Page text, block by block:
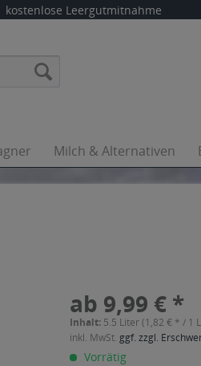
kostenlose Leergutmitnahme
Milch & Alternativen
ab 9,99 € *
Inhalt: 5.5 Liter (1,82 € * / 1
inkl. MwSt. ggf. zzgl.
Vorrätig